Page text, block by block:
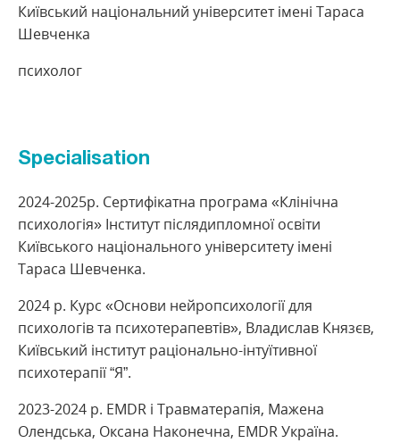
Київський національний університет імені Тараса
Шевченка
психолог
Specialisation
2024-2025р. Сертифікатна програма «Клінічна
психологія» Інститут післядипломної освіти
Київського національного університету імені
Тараса Шевченка.
2024 р. Курс «Основи нейропсихології для
психологів та психотерапевтів», Владислав Князєв,
Київський інститут раціонально-інтуїтивної
психотерапії “Я”.
2023-2024 р. EMDR і Травматерапія, Мажена
Олендська, Оксана Наконечна, EMDR Україна.